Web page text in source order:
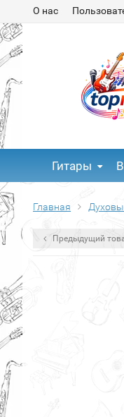
О нас
Гитары
Главная
Предыдущий